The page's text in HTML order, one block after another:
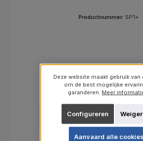
Productnummer: SP1+
Verkoopprijs:
Van€ 207,00 Normale prijs:
€ 225,00 (8%
Prijzen excl. BTW en excl.
Details
Deze website maakt gebruik van
om de best mogelijke
garanderen. Meer
Configureren
Aanvaard alle cookies